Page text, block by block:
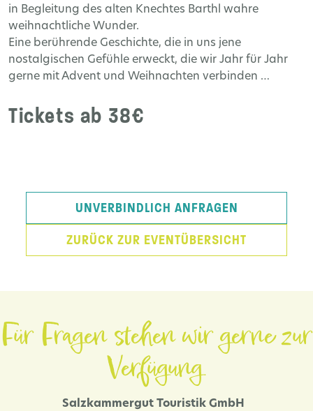
in Begleitung des alten Knechtes Barthl wahre
weihnachtliche Wunder.
Eine berührende Geschichte, die in uns jene
nostalgischen Gefühle erweckt, die wir Jahr für Jahr
gerne mit Advent und Weihnachten verbinden …
Tickets ab 38€
UNVERBINDLICH ANFRAGEN
ZURÜCK ZUR EVENTÜBERSICHT
Für Fragen stehen wir gerne zur
Verfügung.
Salzkammergut Touristik GmbH